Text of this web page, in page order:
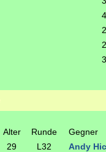
Alter Runde
Gegner
29 L32
Andy